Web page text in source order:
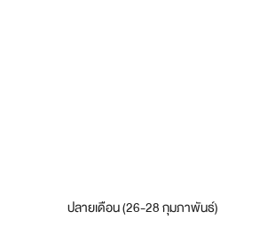
ปลายเดือน (26-28 กุมภาพันธ์)